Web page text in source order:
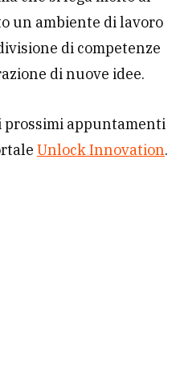
un ambiente di lavoro
di competenze
di nuove idee.
prossimi appuntamenti
Unlock Innovation.